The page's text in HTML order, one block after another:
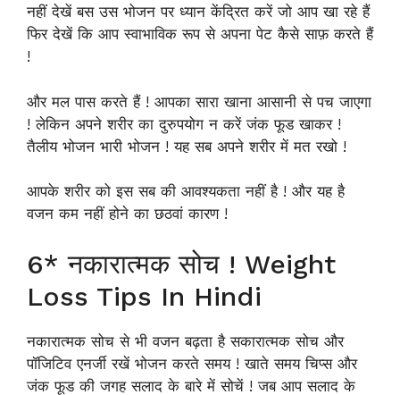
नहीं देखें बस उस भोजन पर ध्यान केंद्रित करें जो आप खा रहे हैं
फिर देखें कि आप स्वाभाविक रूप से अपना पेट कैसे साफ़ करते हैं
!
और मल पास करते हैं ! आपका सारा खाना आसानी से पच जाएगा
! लेकिन अपने शरीर का दुरुपयोग न करें जंक फूड खाकर !
तैलीय भोजन भारी भोजन ! यह सब अपने शरीर में मत रखो !
आपके शरीर को इस सब की आवश्यकता नहीं है ! और यह है
वजन कम नहीं होने का छठवां कारण !
6* नकारात्मक सोच ! Weight
Loss Tips In Hindi
नकारात्मक सोच से भी वजन बढ़ता है सकारात्मक सोच और
पॉजिटिव एनर्जी रखें भोजन करते समय ! खाते समय चिप्स और
जंक फूड की जगह सलाद के बारे में सोचें ! जब आप सलाद के